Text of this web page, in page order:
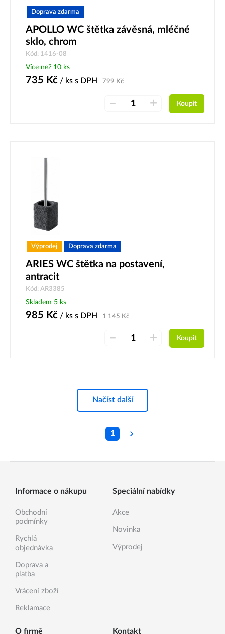
Doprava zdarma
APOLLO WC štětka závěsná, mléčné
sklo, chrom
Kód: 1416-08
Více než 10 ks
735 Kč / ks s DPH 799Kč
– + Koupit
Výprodej Doprava zdarma
ARIES WC štětka na postavení,
antracit
Kód: AR3385
Skladem 5 ks
985 Kč / ks s DPH 1 145Kč
– + Koupit
Načíst další
1
Informace o nákupu
Obchodní
podmínky
Rychlá
objednávka
Doprava a
platba
Vrácení zboží
Reklamace
Speciální nabídky
Akce
Novinka
Výprodej
O firmě Kontakt